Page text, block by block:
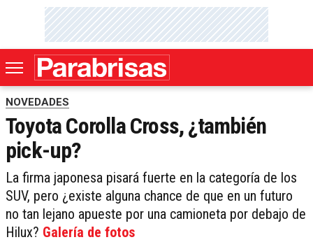
NOVEDADES
Toyota Corolla Cross, ¿también
pick-up?
La firma japonesa pisará fuerte en la categoría de los
SUV, pero ¿existe alguna chance de que en un futuro
no tan lejano apueste por una camioneta por debajo de
Hilux? Galería de fotos